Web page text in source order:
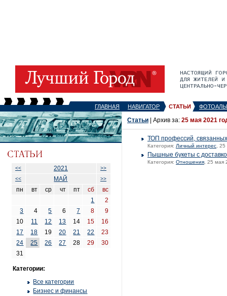
ГЛАВНАЯ НАВИГАТОР СТАТЬИ
<< 2021
>>
<<
МАЙ >>
пн вт ср чт пт сб
вс
1
2
3
4 5 6 7 8
9
10
11 12 13 14 15
16
17
18 19 20 21 22
23
24
25 26 27 28 29
30
31
Категории:
Все категории
Бизнес и финансы
Статьи | Архив за: 25 мая 2021
ТОП профессий,
Категория: Личный интерес ,
Пышные букеты с
Категория: Отношения , 25 мая